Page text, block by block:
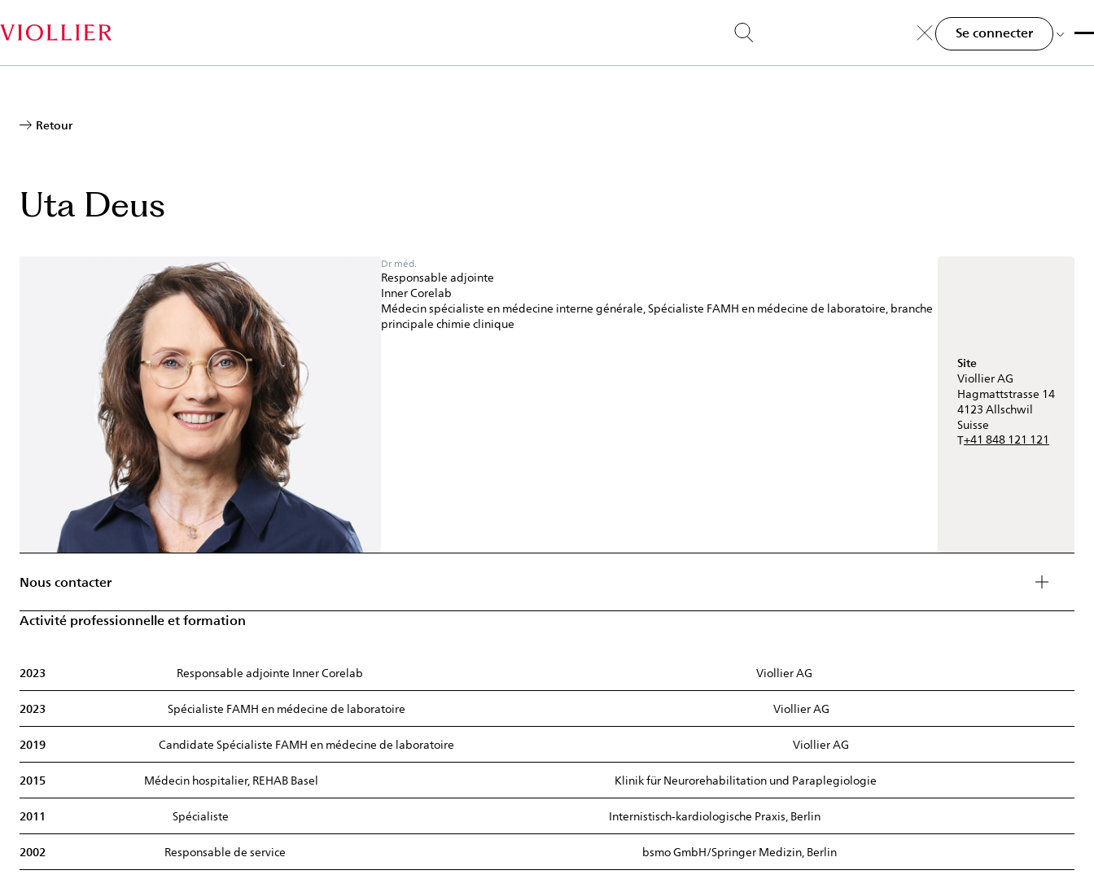
au
contenu
Se connecter
Retour
Uta Deus
Dr méd.
Responsable adjointe
Inner Corelab
Médecin spécialiste en médecine interne générale, Spécialiste FAMH en médecine de laboratoire, branche
principale chimie clinique
Site
Viollier AG
Hagmattstrasse 14
4123 Allschwil
Suisse
T+41 848 121 121
Nous contacter
Activité professionnelle et formation
2023 Responsable adjointe Inner Corelab Viollier AG
2023 Spécialiste FAMH en médecine de laboratoire Viollier AG
2019 Candidate Spécialiste FAMH en médecine de laboratoire Viollier AG
2015 Médecin hospitalier, REHAB Basel Klinik für Neurorehabilitation und Paraplegiologie
2011 Spécialiste Internistisch-kardiologische Praxis, Berlin
2002 Responsable de service bsmo GmbH/Springer Medizin, Berlin